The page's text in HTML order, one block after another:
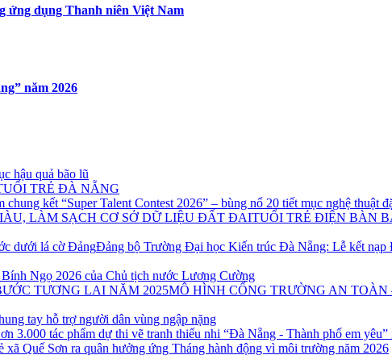
ứng dụng Thanh niên Việt Nam
năm 2026
hậu quả bão lũ
TRẺ ĐÀ NẴNG
chung kết “Super Talent Contest 2026” – bùng nổ 20 tiết mục nghệ thuật
TUỔI TRẺ ĐIỆN BÀN
Đảng bộ Trường Đại học Kiến trúc Đà Nẵng: Lễ kết nạp
Ngọ 2026 của Chủ tịch nước Lương Cường
MÔ HÌNH CỔNG TRƯỜNG AN
tay hỗ trợ người dân vùng ngập nặng
3.000 tác phẩm dự thi vẽ tranh thiếu nhi “Đà Nẵng - Thành phố em yêu”
xã Quế Sơn ra quân hưởng ứng Tháng hành động vì môi trường năm 2026